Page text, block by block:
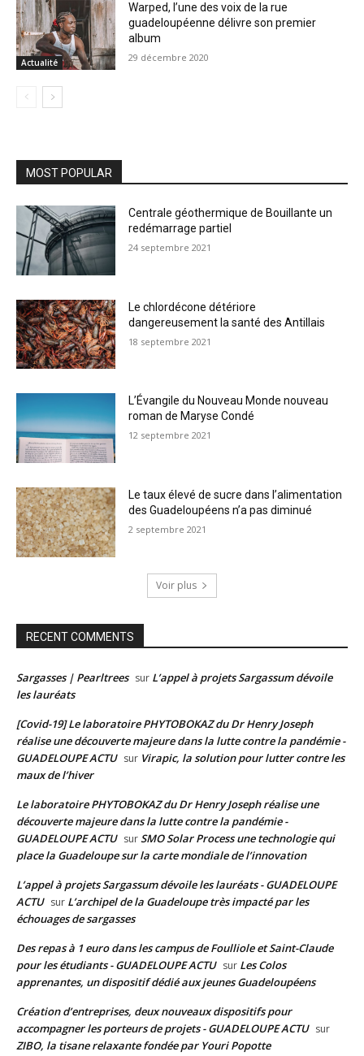
Actualité
Warped, l’une des voix de la rue
guadeloupéenne délivre son premier
album
29 décembre 2020
MOST POPULAR
Centrale géothermique de Bouillante un
redémarrage partiel
24 septembre 2021
Le chlordécone détériore
dangereusement la santé des Antillais
18 septembre 2021
L’Évangile du Nouveau Monde nouveau
roman de Maryse Condé
12 septembre 2021
Le taux élevé de sucre dans l’alimentation
des Guadeloupéens n’a pas diminué
2 septembre 2021
Voir plus
RECENT COMMENTS
Sargasses | Pearltrees sur L’appel à projets Sargassum dévoile
les lauréats
[Covid-19] Le laboratoire PHYTOBOKAZ du Dr Henry Joseph
réalise une découverte majeure dans la lutte contre la pandémie -
GUADELOUPE ACTU sur Virapic, la solution pour lutter contre les
maux de l’hiver
Le laboratoire PHYTOBOKAZ du Dr Henry Joseph réalise une
découverte majeure dans la lutte contre la pandémie -
GUADELOUPE ACTU surSMO Solar Process une technologie qui
place la Guadeloupe sur la carte mondiale de l’innovation
L’appel à projets Sargassum dévoile les lauréats - GUADELOUPE
ACTU sur L’archipel de la Guadeloupe très impacté par les
échouages de sargasses
Des repas à 1 euro dans les campus de Foulliole et Saint-Claude
pour les étudiants - GUADELOUPE ACTU sur Les Colos
apprenantes, un dispositif dédié aux jeunes Guadeloupéens
Création d’entreprises, deux nouveaux dispositifs pour
accompagner les porteurs de projets - GUADELOUPE ACTU sur
ZIBO, la tisane relaxante fondée par Youri Popotte